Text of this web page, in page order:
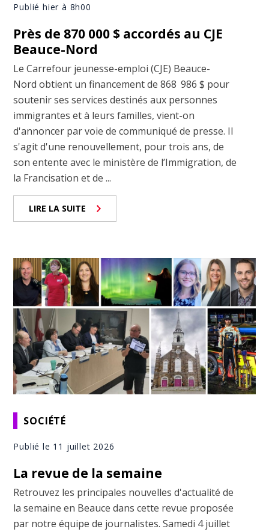
Publié hier à 8h00
Près de 870 000 $ accordés au CJE
Beauce-Nord
Le Carrefour jeunesse-emploi (CJE) Beauce-
Nord obtient un financement de 868 986 $ pour
soutenir ses services destinés aux personnes
immigrantes et à leurs familles, vient-on
d'annoncer par voie de communiqué de presse. Il
s'agit d'une renouvellement, pour trois ans, de
son entente avec le ministère de l’Immigration, de
la Francisation et de ...
LIRE LA SUITE
SOCIÉTÉ
Publié le 11 juillet 2026
La revue de la semaine
Retrouvez les principales nouvelles d'actualité de
la semaine en Beauce dans cette revue proposée
par notre équipe de journalistes. Samedi 4 juillet